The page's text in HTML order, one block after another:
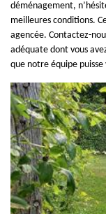
déménagement,
meilleures conditions.
agencée. Contactez-
adéquate dont vous
que notre équipe puisse